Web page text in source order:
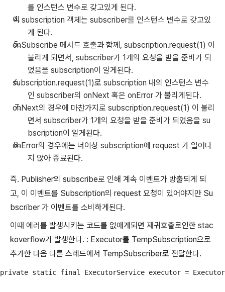
를 인스턴스 변수로 갖고있게 된다.
이 subscription 객체는 subscriber를 인스턴스 변수로 갖고있
게 된다.
onSubscribe 메서드 호출과 함께, subscription.request(1) 이
불리게 되면서, subscriber가 1개의 요청을 받을 준비가 되
었음을 subscription이 알게된다.
subscription.request(1)로 subscription 내의 인스턴스 변수
인 subscriber의 onNext 혹은 onError 가 불리게된다.
onNext의 경우에 마찬가지로 subscription.request(1) 이 불리
면서 subscriber가 1개의 요청을 받을 준비가 되었음을 su
bscription이 알게된다.
onError의 경우에는 더이상 subscription에 request 가 일어나
지 않아 종료된다.
즉. Publisher의 subscribe로 인해 계속 이벤트가 방출되게 되
고, 이 이벤트를 Subscription의 request 요청이 있어야지만 Su
bscriber 가 이벤트를 소비하게된다.
이때 에러를 발생시키는 코드를 없애게되면 재귀호출로인한 stac
koverflow가 발생한다. : Executor를 TempSubscription으로
추가한 다음 다른 스레드에서 TempSubscriber로 전달한다.
private static final ExecutorService executor =